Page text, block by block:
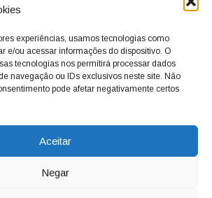
experiências, usamos tecnologias como
e/ou acessar informações do dispositivo. O
tecnologias nos permitirá processar dados
navegação ou IDs exclusivos neste site. Não
pode afetar negativamente certos
Aceitar
Negar
de ser a ‘voz do povo’ e continuamos
necessidades do cidadão, sempre
públicos em busca de melhorias
cobrando resoluções para casos
é a nossa missão!
1424